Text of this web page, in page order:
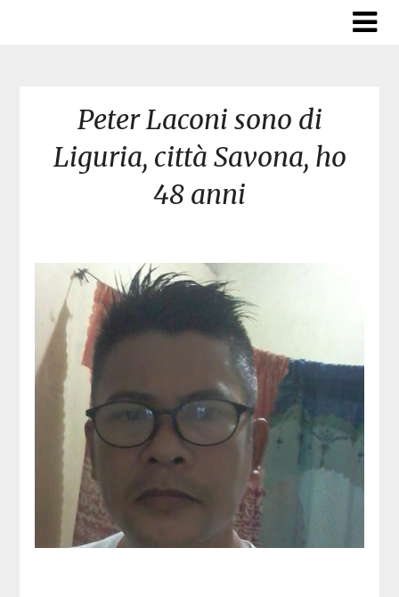
Peter Laconi sono di
Liguria, città Savona, ho
48 anni